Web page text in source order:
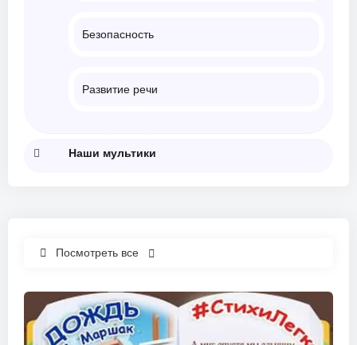
Безопасность
Развитие речи
Наши мультики
Посмотреть все